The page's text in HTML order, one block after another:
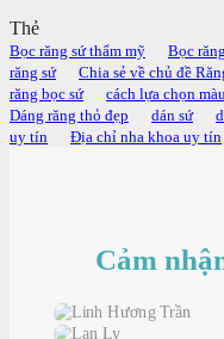
Thẻ
Bọc răng sứ thẩm mỹ Bọc
răng sứ
Chia sẻ về chủ đề
răng bọc sứ
cách lựa chọn
Dáng răng thỏ đẹp
dán sứ
uy tín
Địa chỉ nha khoa uy tín
Cảm